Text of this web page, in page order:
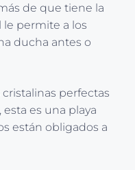
de que tiene la
le permite a los
ducha antes o
perfectas
es una playa
están obligados a